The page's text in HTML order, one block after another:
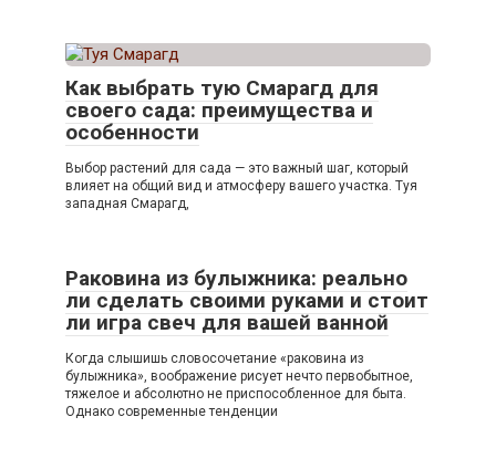
Как выбрать тую Смарагд для
своего сада: преимущества и
особенности
Выбор растений для сада — это важный шаг, который
влияет на общий вид и атмосферу вашего участка. Туя
западная Смарагд,
Раковина из булыжника: реально
ли сделать своими руками и стоит
ли игра свеч для вашей ванной
Когда слышишь словосочетание «раковина из
булыжника», воображение рисует нечто первобытное,
тяжелое и абсолютно не приспособленное для быта.
Однако современные тенденции